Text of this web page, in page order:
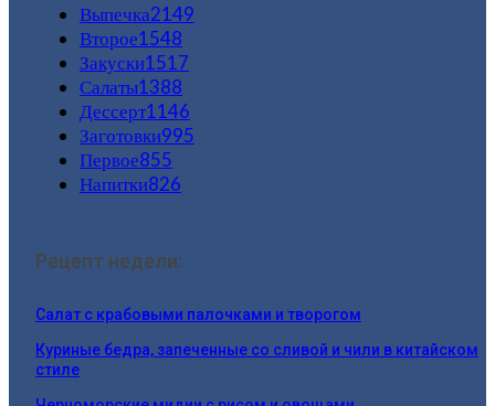
Выпечка2149
Второе1548
Закуски1517
Салаты1388
Дессерт1146
Заготовки995
Первое855
Напитки826
Рецепт недели:
Салат с крабовыми палочками и творогом
Куриные бедра, запеченные со сливой и чили в китайском
стиле